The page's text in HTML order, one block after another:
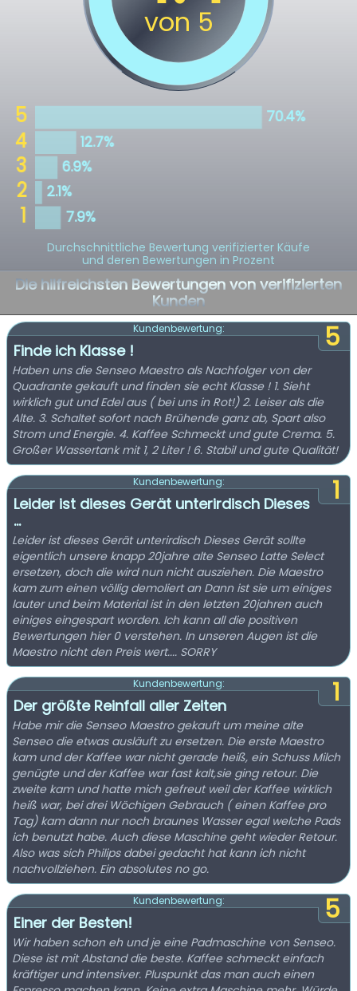
Durchschnittliche Bewertung verifizierter Käufe
und deren Bewertungen in Prozent
Die hilfreichsten Bewertungen von verifizierten
Kunden
5
Kundenbewertung:
Finde ich Klasse !
Haben uns die Senseo Maestro als Nachfolger von der
Quadrante gekauft und finden sie echt Klasse ! 1. Sieht
wirklich gut und Edel aus ( bei uns in Rot!) 2. Leiser als die
Alte. 3. Schaltet sofort nach Brühende ganz ab, Spart also
Strom und Energie. 4. Kaffee Schmeckt und gute Crema. 5.
Großer Wassertank mit 1, 2 Liter ! 6. Stabil und gute Qualität!
1
Kundenbewertung:
Leider ist dieses Gerät unterirdisch Dieses
...
Leider ist dieses Gerät unterirdisch Dieses Gerät sollte
eigentlich unsere knapp 20jahre alte Senseo Latte Select
ersetzen, doch die wird nun nicht ausziehen. Die Maestro
kam zum einen völlig demoliert an Dann ist sie um einiges
lauter und beim Material ist in den letzten 20jahren auch
einiges eingespart worden. Ich kann all die positiven
Bewertungen hier 0 verstehen. In unseren Augen ist die
Maestro nicht den Preis wert.... SORRY
1
Kundenbewertung:
Der größte Reinfall aller Zeiten
Habe mir die Senseo Maestro gekauft um meine alte
Senseo die etwas ausläuft zu ersetzen. Die erste Maestro
kam und der Kaffee war nicht gerade heiß, ein Schuss Milch
genügte und der Kaffee war fast kalt,sie ging retour. Die
zweite kam und hatte mich gefreut weil der Kaffee wirklich
heiß war, bei drei Wöchigen Gebrauch ( einen Kaffee pro
Tag) kam dann nur noch braunes Wasser egal welche Pads
ich benutzt habe. Auch diese Maschine geht wieder Retour.
Also was sich Philips dabei gedacht hat kann ich nicht
nachvollziehen. Ein absolutes no go.
5
Kundenbewertung:
Einer der Besten!
Wir haben schon eh und je eine Padmaschine von Senseo.
Diese ist mit Abstand die beste. Kaffee schmeckt einfach
kräftiger und intensiver. Pluspunkt das man auch einen